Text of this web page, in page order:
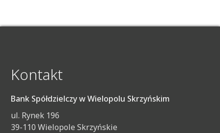
Kontakt
Bank Spółdzielczy w Wielopolu Skrzyńskim
ul. Rynek 196
39-110 Wielopole Skrzyńskie